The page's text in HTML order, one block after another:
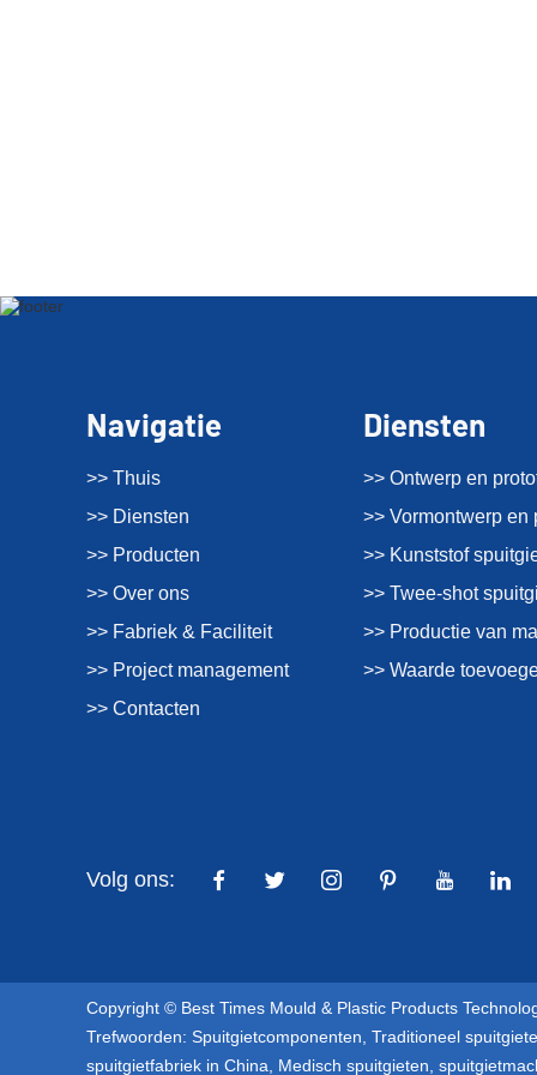
Navigatie
>> Thuis
>> Diensten
>> Producten
>> Over ons
>> Fabriek & Faciliteit
>> Project management
>> Contacten
Diensten
>> Ontwerp en
>> Vormontwerp en
>> Kunststof
>> Twee-shot
>> Productie van
>> Waarde
Volg ons:
Copyright © Best Times Mould & Plastic Products
Trefwoorden: Spuitgietcomponenten Traditioneel
spuitgietfabriek in China
Medisch spuitgieten